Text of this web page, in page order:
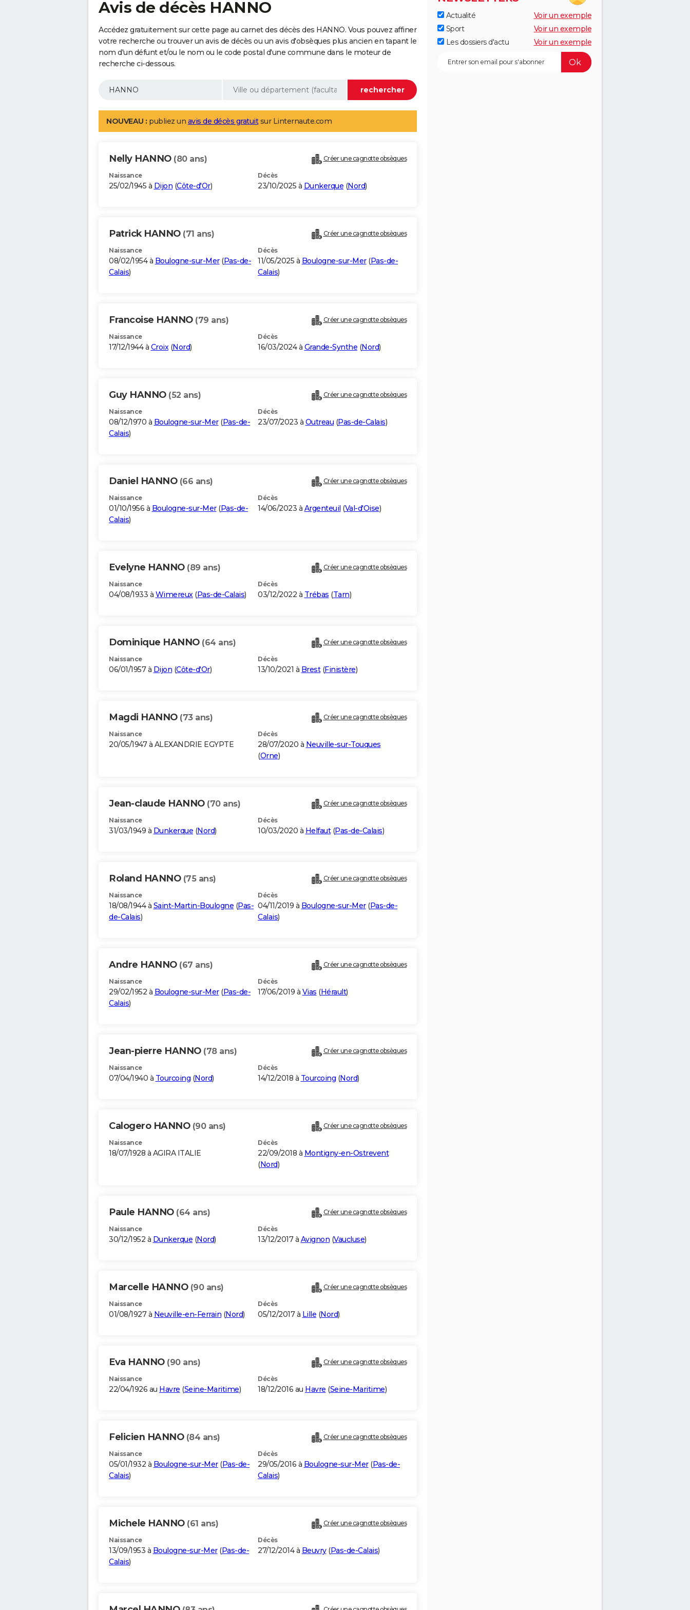
Avis de décès HANNO
Accédez gratuitement sur cette page au carnet des décès des HANNO. Vous pouvez affiner
votre recherche ou trouver un avis de décès ou un avis d'obsèques plus ancien en tapant le
nom d'un défunt et/ou le nom ou le code postal d'une commune dans le moteur de
recherche ci-dessous.
NOUVEAU : publiez un avis de décès gratuitsur Linternaute.com
Nelly HANNO (80 ans) Créer une cagnotte obsèques
Naissance
25/02/1945 à Dijon (Côte-d'Or)
Décès
23/10/2025 à Dunkerque (Nord)
Patrick HANNO (71 ans) Créer une cagnotte obsèques
Naissance
08/02/1954 à Boulogne-sur-Mer(Pas-de-
Calais)
Décès
11/05/2025 à Boulogne-sur-Mer(Pas-de-
Calais)
Francoise HANNO (79 ans) Créer une cagnotte obsèques
Naissance
17/12/1944 à Croix(Nord)
Décès
16/03/2024 à Grande-Synthe (Nord)
Guy HANNO (52 ans) Créer une cagnotte obsèques
Naissance
08/12/1970 à Boulogne-sur-Mer(Pas-de-
Calais)
Décès
23/07/2023 à Outreau (Pas-de-Calais)
Daniel HANNO (66 ans) Créer une cagnotte obsèques
Naissance
01/10/1956 à Boulogne-sur-Mer(Pas-de-
Calais)
Décès
14/06/2023 à Argenteuil (Val-d'Oise)
Evelyne HANNO (89 ans) Créer une cagnotte obsèques
Naissance
04/08/1933 à Wimereux(Pas-de-Calais)
Décès
03/12/2022 à Trébas (Tarn)
Dominique HANNO (64 ans) Créer une cagnotte obsèques
Naissance
06/01/1957 à Dijon (Côte-d'Or)
Décès
13/10/2021 à Brest(Finistère)
Magdi HANNO (73 ans) Créer une cagnotte obsèques
Naissance
20/05/1947 à ALEXANDRIE EGYPTE
Décès
28/07/2020 à Neuville-sur-Touques
(Orne)
Jean-claude HANNO (70 ans) Créer une cagnotte obsèques
Naissance
31/03/1949 à Dunkerque (Nord)
Décès
10/03/2020 à Helfaut(Pas-de-Calais)
Roland HANNO (75 ans) Créer une cagnotte obsèques
Naissance
18/08/1944 à Saint-Martin-Boulogne (Pas-
de-Calais)
Décès
04/11/2019 à Boulogne-sur-Mer(Pas-de-
Calais)
Andre HANNO (67 ans) Créer une cagnotte obsèques
Naissance
29/02/1952 à Boulogne-sur-Mer(Pas-de-
Calais)
Décès
17/06/2019 à Vias (Hérault)
Jean-pierre HANNO (78 ans) Créer une cagnotte obsèques
Naissance
07/04/1940 à Tourcoing (Nord)
Décès
14/12/2018 à Tourcoing (Nord)
Calogero HANNO (90 ans) Créer une cagnotte obsèques
Naissance
18/07/1928 à AGIRA ITALIE
Décès
22/09/2018 à Montigny-en-Ostrevent
(Nord)
Paule HANNO (64 ans) Créer une cagnotte obsèques
Naissance
30/12/1952 à Dunkerque (Nord)
Décès
13/12/2017 à Avignon (Vaucluse)
Marcelle HANNO (90 ans) Créer une cagnotte obsèques
Naissance
01/08/1927 à Neuville-en-Ferrain (Nord)
Décès
05/12/2017 à Lille (Nord)
Eva HANNO (90 ans) Créer une cagnotte obsèques
Naissance
22/04/1926 au Havre (Seine-Maritime)
Décès
18/12/2016 au Havre (Seine-Maritime)
Felicien HANNO (84 ans) Créer une cagnotte obsèques
Naissance
05/01/1932 à Boulogne-sur-Mer(Pas-de-
Calais)
Décès
29/05/2016 à Boulogne-sur-Mer(Pas-de-
Calais)
Michele HANNO (61 ans) Créer une cagnotte obsèques
Naissance
13/09/1953 à Boulogne-sur-Mer(Pas-de-
Calais)
Décès
27/12/2014 à Beuvry(Pas-de-Calais)
Actualité
Voir un exemple
Sport
Voir un exemple
Les dossiers d'actu
Voir un exemple